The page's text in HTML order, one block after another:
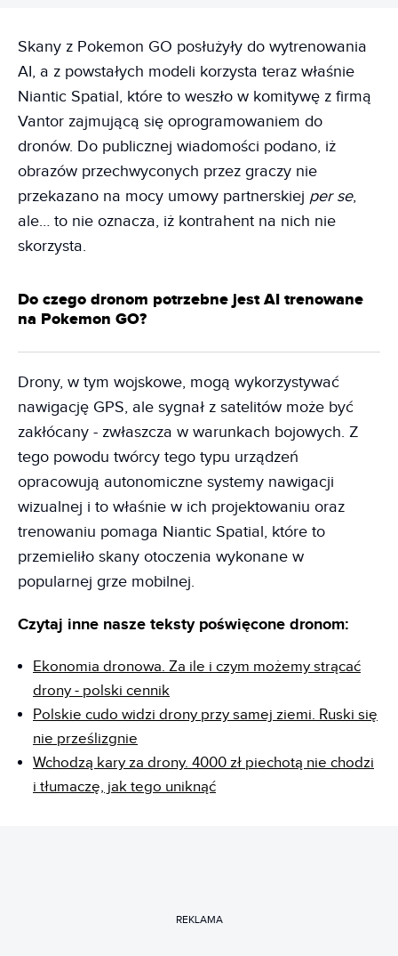
Skany z Pokemon GO posłużyły do wytrenowania
AI, a z powstałych modeli korzysta teraz właśnie
Niantic Spatial, które to weszło w komitywę z firmą
Vantor zajmującą się oprogramowaniem do
dronów. Do publicznej wiadomości podano, iż
obrazów przechwyconych przez graczy nie
przekazano na mocy umowy partnerskiej per se,
ale… to nie oznacza, iż kontrahent na nich nie
skorzysta.
Do czego dronom potrzebne jest AI trenowane
na Pokemon GO?
Drony, w tym wojskowe, mogą wykorzystywać
nawigację GPS, ale sygnał z satelitów może być
zakłócany - zwłaszcza w warunkach bojowych. Z
tego powodu twórcy tego typu urządzeń
opracowują autonomiczne systemy nawigacji
wizualnej i to właśnie w ich projektowaniu oraz
trenowaniu pomaga Niantic Spatial, które to
przemieliło skany otoczenia wykonane w
popularnej grze mobilnej.
Czytaj inne nasze teksty poświęcone dronom:
Ekonomia dronowa. Za ile i czym możemy strącać
drony - polski cennik
Polskie cudo widzi drony przy samej ziemi. Ruski się
nie prześlizgnie
Wchodzą kary za drony. 4000 zł piechotą nie chodzi
i tłumaczę, jak tego uniknąć
REKLAMA